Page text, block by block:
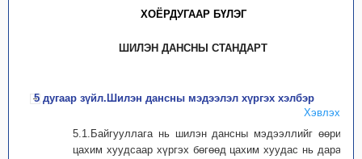
ХОЁРДУГААР БҮЛЭГ
ШИЛЭН ДАНСНЫ СТАНДАРТ
5 дугаар зүйл.Шилэн дансны мэдээлэл хүргэх хэлбэр
Хэвлэх
5.1.Байгууллага нь шилэн дансны мэдээллийг өөрийн
цахим хуудсаар хүргэх бөгөөд цахим хуудас нь дараах